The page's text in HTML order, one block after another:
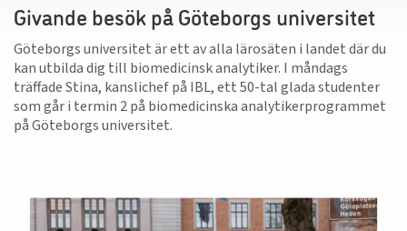
Givande besök på Göteborgs universitet
Göteborgs universitet är ett av alla lärosäten i landet där du
kan utbilda dig till biomedicinsk analytiker. I måndags
träffade Stina, kanslichef på IBL, ett 50-tal glada studenter
som går i termin 2 på biomedicinska analytikerprogrammet
på Göteborgs universitet.